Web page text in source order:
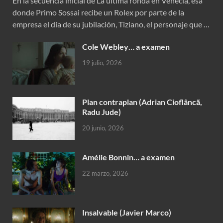
donde Primo Sossai recibe un Rolex por parte de la
empresa el día de su jubilación, Tiziano, el personaje que …
Cole Webley… a examen
19 julio, 2026
Plan contraplan (Adrian Cioflâncã,
Radu Jude)
20 junio, 2026
Amélie Bonnin… a examen
22 marzo, 2026
Insalvable (Javier Marco)